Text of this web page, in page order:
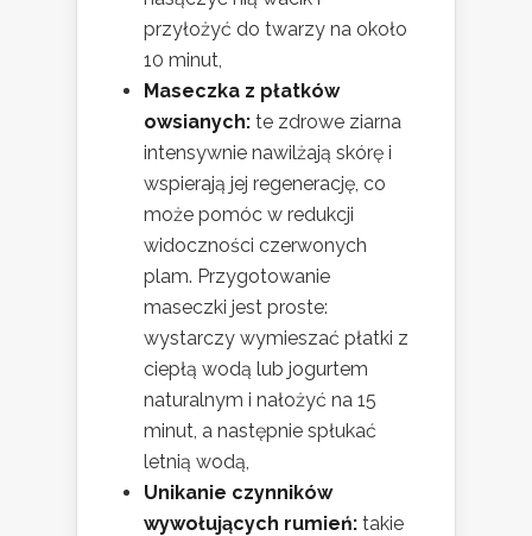
przyłożyć do twarzy na około
10 minut,
Maseczka z płatków
owsianych: te zdrowe ziarna
intensywnie nawilżają skórę i
wspierają jej regenerację, co
może pomóc w redukcji
widoczności czerwonych
plam. Przygotowanie
maseczki jest proste:
wystarczy wymieszać płatki z
ciepłą wodą lub jogurtem
naturalnym i nałożyć na 15
minut, a następnie spłukać
letnią wodą,
Unikanie czynników
wywołujących rumień: takie